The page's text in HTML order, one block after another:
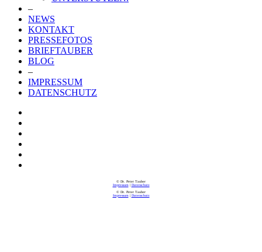
–
NEWS
KONTAKT
PRESSEFOTOS
BRIEFTAUBER
BLOG
–
IMPRESSUM
DATENSCHUTZ
© Dr. Peter Tauber
Impressum| Datenschutz
© Dr. Peter Tauber
Impressum| Datenschutz